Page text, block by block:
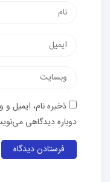
پست
وب‌سایت
ذخیره نام، ایمیل
دوباره دیدگاهی